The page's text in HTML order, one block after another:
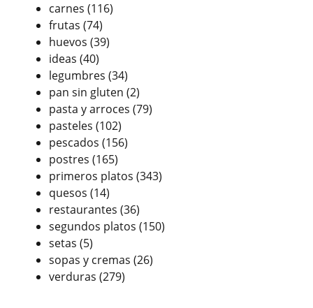
carnes (116)
frutas (74)
huevos (39)
ideas (40)
legumbres (34)
pan sin gluten (2)
pasta y arroces (79)
pasteles (102)
pescados (156)
postres (165)
primeros platos (343)
quesos (14)
restaurantes (36)
segundos platos (150)
setas (5)
sopas y cremas (26)
verduras (279)